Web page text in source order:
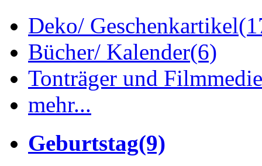
Deko/ Geschenkartikel
Bücher/ Kalender(6)
Tonträger und
mehr...
Geburtstag(9)